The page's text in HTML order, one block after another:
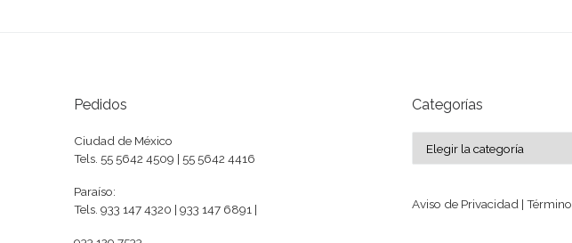
Pedidos
Ciudad de México
Tels. 55 5642 4509 | 55 5642 4416
Paraíso:
Tels. 933 147 4320 | 933 147 6891 |
Categorías
Aviso de Privacidad |